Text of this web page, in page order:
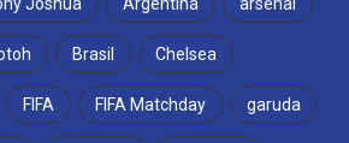
Joshua Argentina arsenal
Brasil Chelsea
FIFA FIFA Matchday garuda